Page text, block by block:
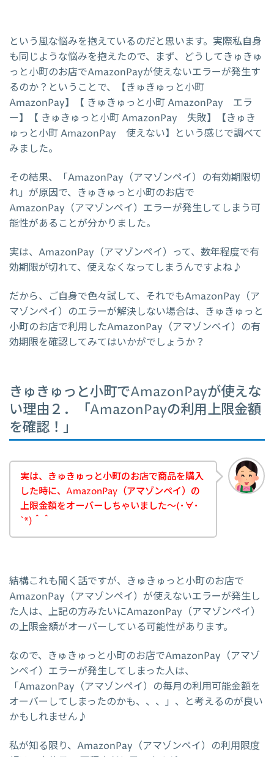
という風な悩みを抱えているのだと思います。実際私自身
も同じような悩みを抱えたので、まず、どうしてきゅきゅ
っと小町のお店でAmazonPayが使えないエラーが発生す
るのか？ということで、【きゅきゅっと小町
AmazonPay】【 きゅきゅっと小町 AmazonPay エラ
ー】【 きゅきゅっと小町 AmazonPay 失敗】【きゅき
ゅっと小町 AmazonPay 使えない】という感じで調べて
みました。
その結果、「AmazonPay（アマゾンペイ）の有効期限切
れ」が原因で、きゅきゅっと小町のお店で
AmazonPay（アマゾンペイ）エラーが発生してしまう可
能性があることが分かりました。
実は、AmazonPay（アマゾンペイ）って、数年程度で有
効期限が切れて、使えなくなってしまうんですよね♪
だから、ご自身で色々試して、それでもAmazonPay（ア
マゾンペイ）のエラーが解決しない場合は、きゅきゅっと
小町のお店で利用したAmazonPay（アマゾンペイ）の有
効期限を確認してみてはいかがでしょうか？
きゅきゅっと小町でAmazonPayが使えな
い理由２．「AmazonPayの利用上限金額
を確認！」
実は、きゅきゅっと小町のお店で商品を購入
した時に、AmazonPay（アマゾンペイ）の
上限金額をオーバーしちゃいました～(･∀･
`*)＾＾
結構これも聞く話ですが、きゅきゅっと小町のお店で
AmazonPay（アマゾンペイ）が使えないエラーが発生し
た人は、上記の方みたいにAmazonPay（アマゾンペイ）
の上限金額がオーバーしている可能性があります。
なので、きゅきゅっと小町のお店でAmazonPay（アマゾ
ンペイ）エラーが発生してしまった人は、
「AmazonPay（アマゾンペイ）の毎月の利用可能金額を
オーバーしてしまったのかも、、、」、と考えるのが良い
かもしれません♪
私が知る限り、AmazonPay（アマゾンペイ）の利用限度